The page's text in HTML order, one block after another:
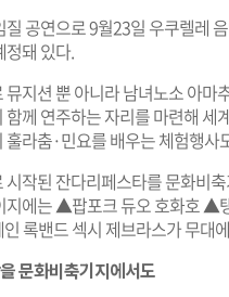
공연으로 9월23일 우쿠렐레
정돼 있다.
뮤지션 뿐 아니라 남녀노소 아
함께 연주하는 자리를 마련해 세
훌라춤·민요를 배우는 체험행
시작된 잔다리페스타를 문화비
지에는 ▲팝포크 듀오 호화호 ▲
록밴드 섹시 제브라스가 무대
문화비축기지에서도